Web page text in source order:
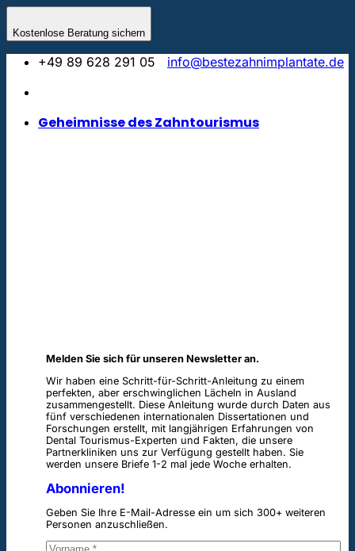
Kostenlose Beratung sichern
springen
+49 89 628 291 05
info@bestezahnimplantate.de
Geheimnisse des Zahntourismus
Melden Sie sich für unseren Newsletter an.
Wir haben eine Schritt-für-Schritt-Anleitung zu einem
perfekten, aber erschwinglichen Lächeln in Ausland
zusammengestellt. Diese Anleitung wurde durch Daten aus
fünf verschiedenen internationalen Dissertationen und
Forschungen erstellt, mit langjährigen Erfahrungen von
Dental Tourismus-Experten und Fakten, die unsere
Partnerkliniken uns zur Verfügung gestellt haben. Sie
werden unsere Briefe 1-2 mal jede Woche erhalten.
Abonnieren!
Geben Sie Ihre E-Mail-Adresse ein um sich 300+ weiteren
Personen anzuschließen.